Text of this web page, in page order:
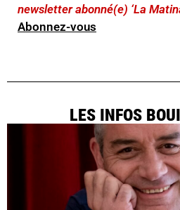
newsletter abonné(e) ‘La
Abonnez-vous
LES INFOS